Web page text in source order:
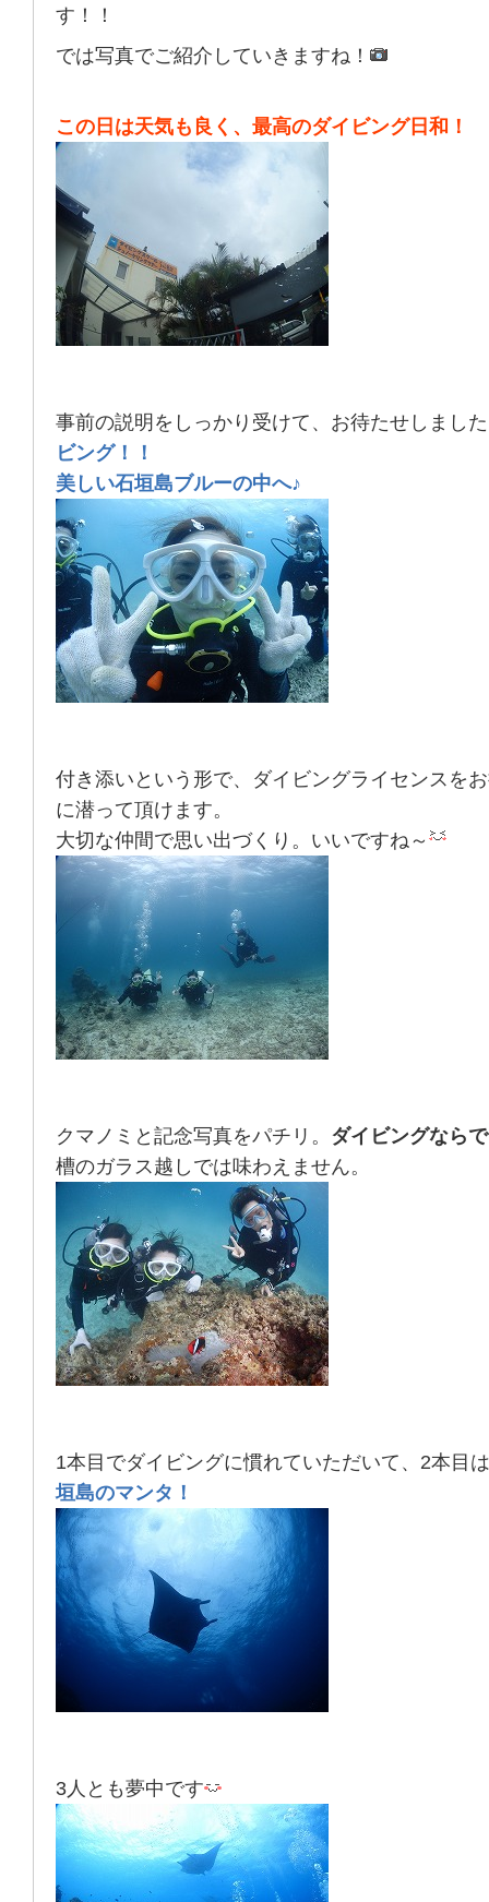
す！！
では写真でご紹介していきますね！
この日は天気も良く、最高のダイビング日和！
事前の説明をしっかり受けて、お待たせしまし
ビング！！
美しい石垣島ブルーの中へ♪
付き添いという形で、ダイビングライセンスを
に潜って頂けます。
大切な仲間で思い出づくり。いいですね～
クマノミと記念写真をパチリ。 ダイビングなら
槽のガラス越しでは味わえません。
1本目でダイビングに慣れていただいて、2本目
垣島のマンタ！
3人とも夢中です